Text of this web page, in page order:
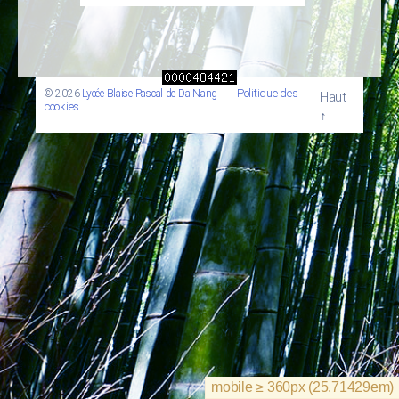
© 2026 Lycée Blaise Pascal de Da Nang
Politique des
cookies
Haut
↑